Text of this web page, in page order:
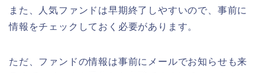
また、人気ファンドは早期終了しやすいので、事前に
情報をチェックしておく必要があります。
ただ、ファンドの情報は事前にメールでお知らせも来